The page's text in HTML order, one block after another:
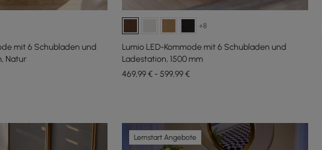
mit 6 Schubladen und
Natur
+8
Lumio LED-Kommode mit 6 Schubladen und
Ladestation, 1500 mm
469,99 € - 599,99 €
Lernstart Angebote